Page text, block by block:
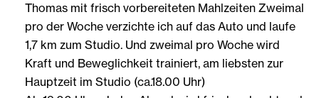
Thomas mit frisch vorbereiteten Mahlzeiten Zweimal
pro der Woche verzichte ich auf das Auto und laufe
1,7 km zum Studio. Und zweimal pro Woche wird
Kraft und Beweglichkeit trainiert, am liebsten zur
Hauptzeit im Studio (ca.18.00 Uhr)